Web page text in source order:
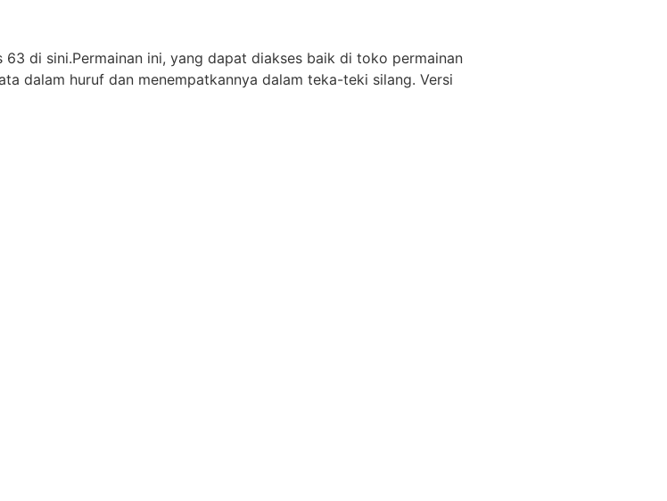
di sini.Permainan ini, yang dapat diakses baik di toko permainan
dalam huruf dan menempatkannya dalam teka-teki silang. Versi